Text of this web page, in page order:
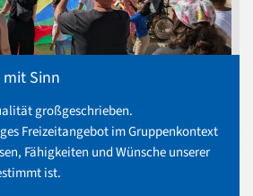
Sinn
großgeschrieben.
Freizeitangebot im Gruppenkontext
Fähigkeiten und Wünsche unserer
ist.